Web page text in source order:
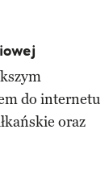
do internetu
oraz